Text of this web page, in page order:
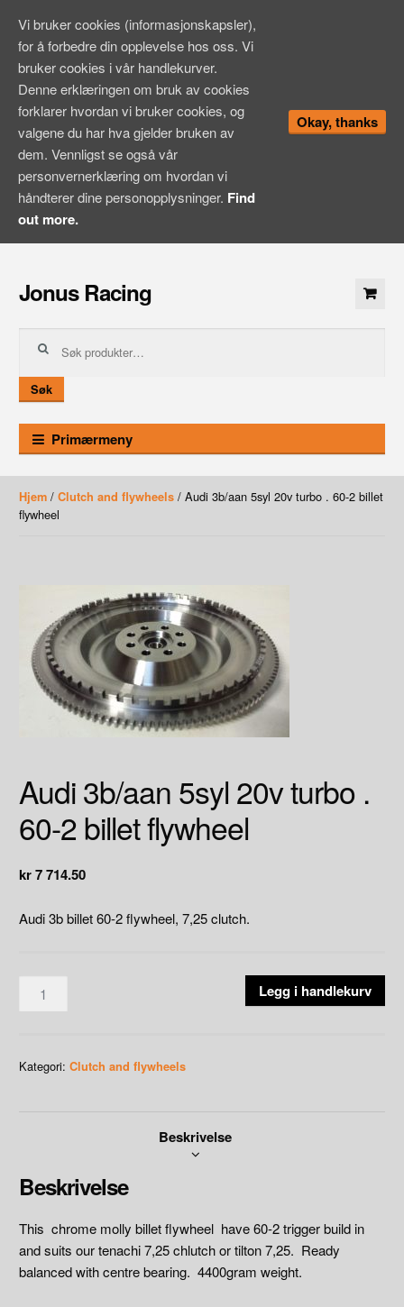
innhold
Jonus Racing
etter:
Søk
Primærmeny
Hjem/ Clutch and flywheels/ Audi 3b/aan 5syl 20v turbo . 60-2 billet
flywheel
Audi 3b/aan 5syl 20v turbo .
60-2 billet flywheel
kr7 714.50
Audi 3b billet 60-2 flywheel, 7,25 clutch.
Audi
turbo
flywheel
antall
Legg i handlekurv
Kategori: Clutch and flywheels
Beskrivelse
Beskrivelse
This chrome molly billet flywheel have 60-2 trigger build in
and suits our tenachi 7,25 chlutch or tilton 7,25. Ready
balanced with centre bearing. 4400gram weight.
Vi bruker cookies (informasjonskapsler),
for å forbedre din opplevelse hos oss. Vi
bruker cookies i vår handlekurver.
Denne erklæringen om bruk av cookies
forklarer hvordan vi bruker cookies, og
valgene du har hva gjelder bruken av
dem. Vennligst se også vår
personvernerklæring om hvordan vi
håndterer dine personopplysninger. Find
out more.
Okay, thanks